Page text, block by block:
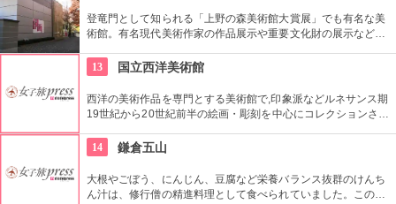
登竜門として知られる「上野の森美術館大賞展」でも有名な美
術館。有名現代美術作家の作品展示や重要文化財の展示など、
休めるのもいかが？
13 国立西洋美術館
西洋の美術作品を専門とする美術館で,印象派などルネサンス期
19世紀から20世紀前半の絵画・彫刻を中心にコレクションされ
家）たちの作品を見ることができる美術館としは日本有数。ロ
ダンの「考える人」はこちらで見れる。設計はル・コルビジェ
が手掛け、建築・インテリア好きにもおすすめ。
14 鎌倉五山
大根やごぼう、にんじん、豆腐など栄養バランス抜群のけんち
ん汁は、修行僧の精進料理として食べられていました。この